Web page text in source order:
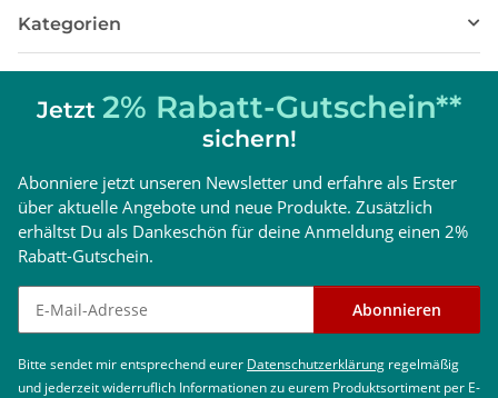
Kategorien
Jetzt 2% Rabatt-Gutschein**
sichern!
Abonniere jetzt unseren Newsletter und erfahre als Erster
über aktuelle Angebote und neue Produkte. Zusätzlich
erhältst Du als Dankeschön für deine Anmeldung einen 2%
Rabatt-Gutschein.
Newsletter abonnieren Abonnieren
Bitte sendet mir entsprechend eurer Datenschutzerklärung regelmäßig
und jederzeit widerruflich Informationen zu eurem Produktsortiment per E-